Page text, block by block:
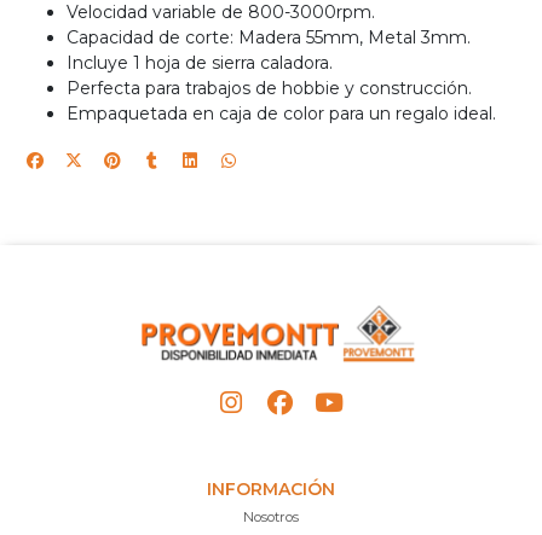
Velocidad variable de 800-3000rpm.
Capacidad de corte: Madera 55mm, Metal 3mm.
Incluye 1 hoja de sierra caladora.
Perfecta para trabajos de hobbie y construcción.
Empaquetada en caja de color para un regalo ideal.
INFORMACIÓN
Nosotros